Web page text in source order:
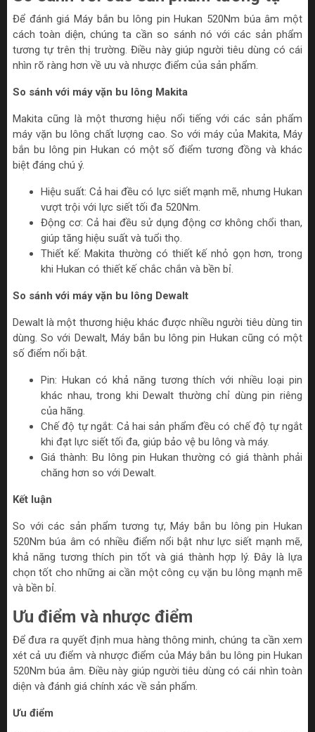
Để đánh giá Máy bắn bu lông pin Hukan 520Nm búa âm một
cách toàn diện, chúng ta cần so sánh nó với các sản phẩm
tương tự trên thị trường. Điều này giúp người tiêu dùng có cái
nhìn rõ ràng hơn về ưu và nhược điểm của sản phẩm.
So sánh với máy vặn bu lông Makita
Makita cũng là một thương hiệu nổi tiếng với các sản phẩm
máy vặn bu lông chất lượng cao. So với máy của Makita, Máy
bắn bu lông pin Hukan có một số điểm tương đồng và khác
biệt đáng chú ý.
Hiệu suất: Cả hai đều có lực siết mạnh mẽ, nhưng Hukan
vượt trội với lực siết tối đa 520Nm.
Động cơ: Cả hai đều sử dụng động cơ không chổi than,
giúp tăng hiệu suất và tuổi thọ.
Thiết kế: Makita thường có thiết kế nhỏ gọn hơn, trong
khi Hukan có thiết kế chắc chắn và bền bỉ.
So sánh với máy vặn bu lông Dewalt
Dewalt là một thương hiệu khác được nhiều người tiêu dùng tin
dùng. So với Dewalt, Máy bắn bu lông pin Hukan cũng có một
số điểm nổi bật.
Pin: Hukan có khả năng tương thích với nhiều loại pin
khác nhau, trong khi Dewalt thường chỉ dùng pin riêng
của hãng.
Chế độ tự ngắt: Cả hai sản phẩm đều có chế độ tự ngắt
khi đạt lực siết tối đa, giúp bảo vệ bu lông và máy.
Giá thành: Bu lông pin Hukan thường có giá thành phải
chăng hơn so với Dewalt.
Kết luận
So với các sản phẩm tương tự, Máy bắn bu lông pin Hukan
520Nm búa âm có nhiều điểm nổi bật như lực siết mạnh mẽ,
khả năng tương thích pin tốt và giá thành hợp lý. Đây là lựa
chọn tốt cho những ai cần một công cụ vặn bu lông mạnh mẽ
và bền bỉ.
Ưu điểm và nhược điểm
Để đưa ra quyết định mua hàng thông minh, chúng ta cần xem
xét cả ưu điểm và nhược điểm của Máy bắn bu lông pin Hukan
520Nm búa âm. Điều này giúp người tiêu dùng có cái nhìn toàn
diện và đánh giá chính xác về sản phẩm.
Ưu điểm